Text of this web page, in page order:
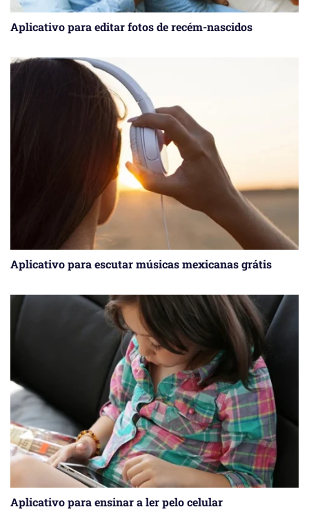
Aplicativo para editar fotos de recém-nascidos
Aplicativo para escutar músicas mexicanas grátis
Aplicativo para ensinar a ler pelo celular